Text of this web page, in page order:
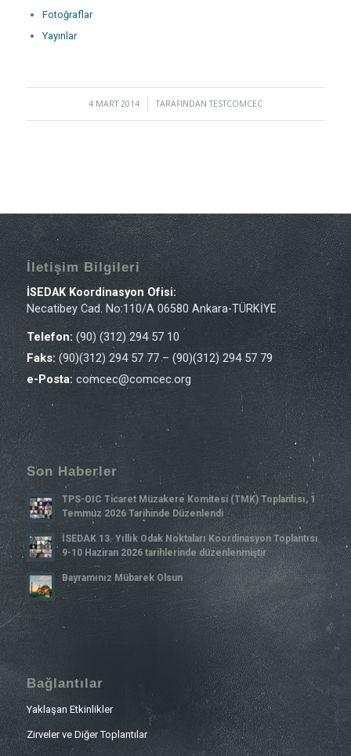
Fotoğraflar
Yayınlar
4 MART 2014
/ TARAFINDANTESTCOMCEC
İletişim Bilgileri
İSEDAK Koordinasyon Ofisi:
Necatibey Cad. No:110/A 06580 Ankara-TÜRKİYE
Telefon:(90) (312) 294 57 10
Faks: (90)(312) 294 57 77 – (90)(312) 294 57 79
e-Posta:comcec@comcec.org
Son Haberler
TPS-OIC Ticaret Müzakere Komitesi (TMK) Toplantısı, 1
Temmuz 2026 Tarihinde Düzenlendi
İSEDAK 13. Yıllık Odak Noktaları Koordinasyon Toplantısı
9-10 Haziran 2026 tarihlerinde düzenlenmiştir
Bayramınız Mübarek Olsun
Bağlantılar
Yaklaşan Etkinlikler
Zirveler ve Diğer Toplantılar